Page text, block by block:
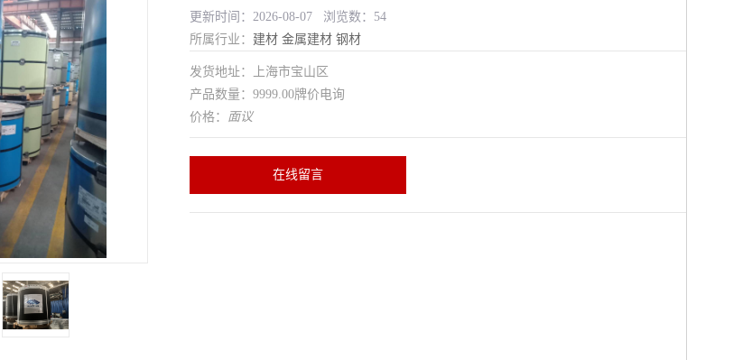
更新时间：2026-08-07 浏览数：54
所属行业： 建材 金属建材 钢材
发货地址：上海市宝山区
产品数量：9999.00牌价电询
价格： 面议
在线留言